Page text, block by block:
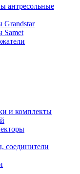
антресольные
Samet
и комплекты
соединители